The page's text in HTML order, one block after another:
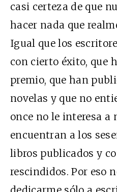
casi certeza de que
hacer nada que
Igual que los
con cierto éxito, que
premio, que han
novelas y que no
once no le interesa a
encuentran a los
libros publicados y
rescindidos. Por eso